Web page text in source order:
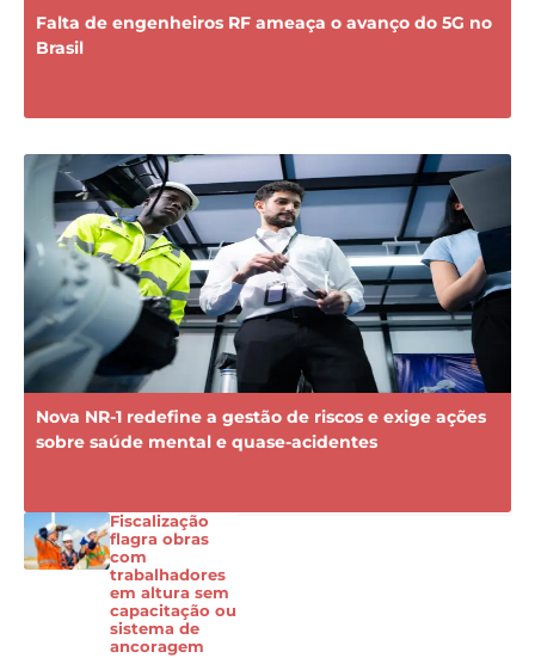
Falta de engenheiros RF ameaça o avanço do 5G no
Brasil
Nova NR-1 redefine a gestão de riscos e exige ações
sobre saúde mental e quase-acidentes
Fiscalização
flagra obras
com
trabalhadores
em altura sem
capacitação ou
sistema de
ancoragem